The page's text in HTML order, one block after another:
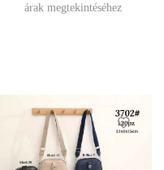
árak megtekintéséhez